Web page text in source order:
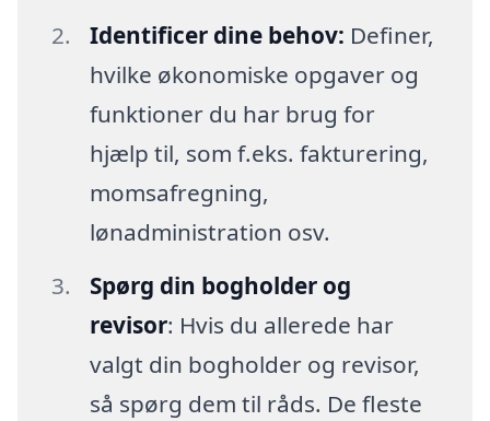
Identificer dine behov: Definer,
hvilke økonomiske opgaver og
funktioner du har brug for
hjælp til, som f.eks. fakturering,
momsafregning,
lønadministration osv.
Spørg din bogholder og
revisor: Hvis du allerede har
valgt din bogholder og revisor,
så spørg dem til råds. De fleste